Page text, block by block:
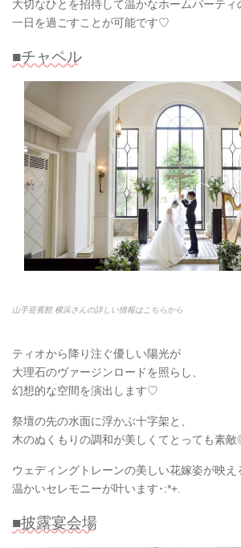
大切なひとを招待して温かなホームパーティ
一日を過ごすことが可能です♡
■チャペル
山手迎賓館 横浜さんの詳しい情報はこちらから
ティオから降り注ぐ優しい陽光が
大理石のヴァージンロードを照らし、
幻想的な空間を演出します♡
祭壇の先の水面に浮かぶ十字架と、
木のぬくもりの調和が美しくてとっても素
ウェディングトレーンの美しい花嫁姿が映え
温かいセレモニーが叶います･:*+.
■披露宴会場